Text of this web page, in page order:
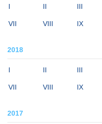
I II III
VII VIII IX
2018
I II III
VII VIII IX
2017